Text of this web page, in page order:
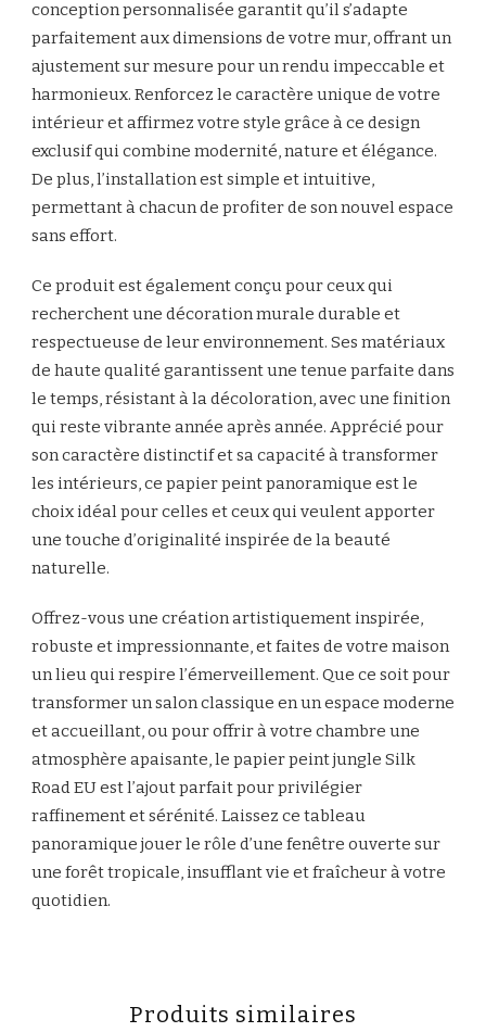
conception personnalisée garantit qu’il s’adapte
parfaitement aux dimensions de votre mur, offrant un
ajustement sur mesure pour un rendu impeccable et
harmonieux. Renforcez le caractère unique de votre
intérieur et affirmez votre style grâce à ce design
exclusif qui combine modernité, nature et élégance.
De plus, l’installation est simple et intuitive,
permettant à chacun de profiter de son nouvel espace
sans effort.
Ce produit est également conçu pour ceux qui
recherchent une décoration murale durable et
respectueuse de leur environnement. Ses matériaux
de haute qualité garantissent une tenue parfaite dans
le temps, résistant à la décoloration, avec une finition
qui reste vibrante année après année. Apprécié pour
son caractère distinctif et sa capacité à transformer
les intérieurs, ce papier peint panoramique est le
choix idéal pour celles et ceux qui veulent apporter
une touche d’originalité inspirée de la beauté
naturelle.
Offrez-vous une création artistiquement inspirée,
robuste et impressionnante, et faites de votre maison
un lieu qui respire l’émerveillement. Que ce soit pour
transformer un salon classique en un espace moderne
et accueillant, ou pour offrir à votre chambre une
atmosphère apaisante, le papier peint jungle Silk
Road EU est l’ajout parfait pour privilégier
raffinement et sérénité. Laissez ce tableau
panoramique jouer le rôle d’une fenêtre ouverte sur
une forêt tropicale, insufflant vie et fraîcheur à votre
quotidien.
Produits similaires